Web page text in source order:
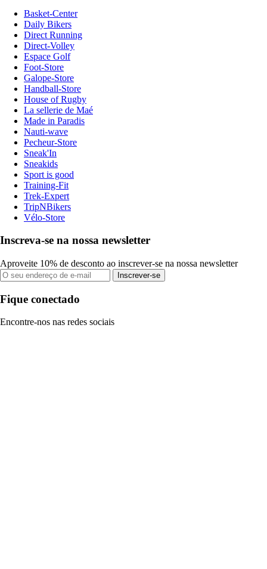
Basket-Center
Daily Bikers
Direct Running
Direct-Volley
Espace Golf
Foot-Store
Galope-Store
Handball-Store
House of Rugby
La sellerie de Maé
Made in Paradis
Nauti-wave
Pecheur-Store
Sneak'In
Sneakids
Sport is good
Training-Fit
Trek-Expert
TripNBikers
Vélo-Store
Inscreva-se na nossa newsletter
Aproveite 10% de desconto ao inscrever-se na nossa newsletter
Inscrever-se
Fique conectado
Encontre-nos nas redes sociais